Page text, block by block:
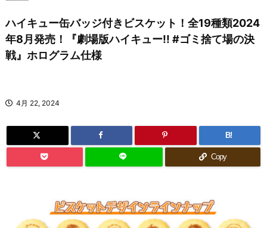
ハイキュー缶バッジ付きビスケット！全19種類2024
年8月発売！『劇場版ハイキュー!! #ゴミ捨て場の決
戦』ホログラム仕様
4月 22, 2024
B!
Copy